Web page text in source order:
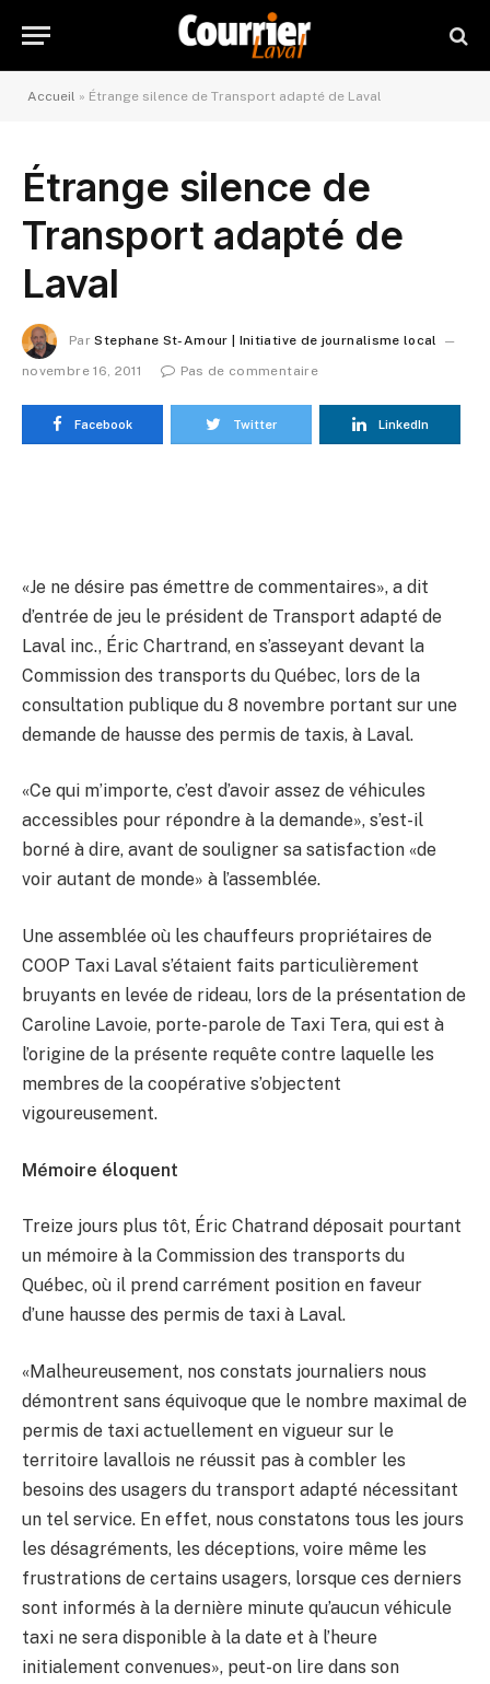
Accueil » Étrange silence de Transport adapté de Laval
Étrange silence de
Transport adapté de
Laval
Par Stephane St-Amour | Initiative de journalisme local
novembre 16, 2011
Pas de commentaire
Facebook Twitter LinkedIn
«Je ne désire pas émettre de commentaires», a dit
d’entrée de jeu le président de Transport adapté de
Laval inc., Éric Chartrand, en s’asseyant devant la
Commission des transports du Québec, lors de la
consultation publique du 8 novembre portant sur une
demande de hausse des permis de taxis, à Laval.
«Ce qui m’importe, c’est d’avoir assez de véhicules
accessibles pour répondre à la demande», s’est-il
borné à dire, avant de souligner sa satisfaction «de
voir autant de monde» à l’assemblée.
Une assemblée où les chauffeurs propriétaires de
COOP Taxi Laval s’étaient faits particulièrement
bruyants en levée de rideau, lors de la présentation de
Caroline Lavoie, porte-parole de Taxi Tera, qui est à
l’origine de la présente requête contre laquelle les
membres de la coopérative s’objectent
vigoureusement.
Mémoire éloquent
Treize jours plus tôt, Éric Chatrand déposait pourtant
un mémoire à la Commission des transports du
Québec, où il prend carrément position en faveur
d’une hausse des permis de taxi à Laval.
«Malheureusement, nos constats journaliers nous
démontrent sans équivoque que le nombre maximal de
permis de taxi actuellement en vigueur sur le
territoire lavallois ne réussit pas à combler les
besoins des usagers du transport adapté nécessitant
un tel service. En effet, nous constatons tous les jours
les désagréments, les déceptions, voire même les
frustrations de certains usagers, lorsque ces derniers
sont informés à la dernière minute qu’aucun véhicule
taxi ne sera disponible à la date et à l’heure
initialement convenues», peut-on lire dans son